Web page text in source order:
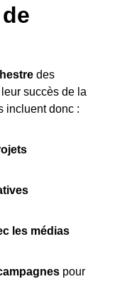
des
succès de la
incluent donc :
les médias
pour